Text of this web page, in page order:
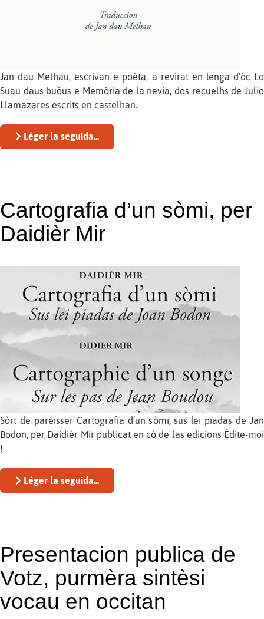
Jan dau Melhau, escrivan e poèta, a revirat en lenga d’òc Lo
Suau daus buòus e Memòria de la nevia, dos recuelhs de Julio
Llamazares escrits en castelhan.
Léger la seguida...
Cartografia d’un sòmi, per
Daidièr Mir
Sòrt de paréisser Cartografia d’un sòmi, sus lei piadas de Jan
Bodon, per Daidièr Mir publicat en cò de las edicions Édite-moi
!
Léger la seguida...
Presentacion publica de
Votz, purmèra sintèsi
vocau en occitan